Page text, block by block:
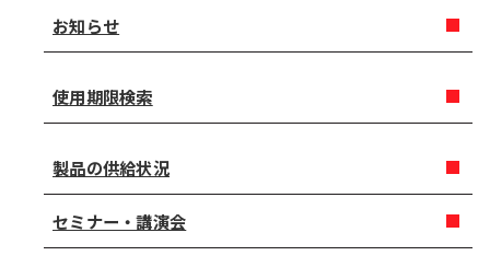
お知らせ
使用期限検索
製品の供給状況
セミナー・講演会